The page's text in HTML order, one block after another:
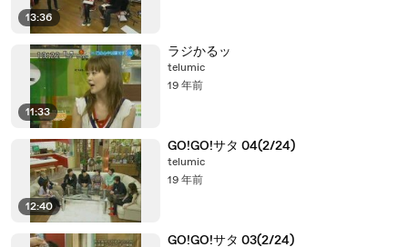
13:36
11:33
ラジかるッ
telumic
19 年前
12:40
GO!GO!サタ 04(2/24)
telumic
19 年前
GO!GO!サタ 03(2/24)